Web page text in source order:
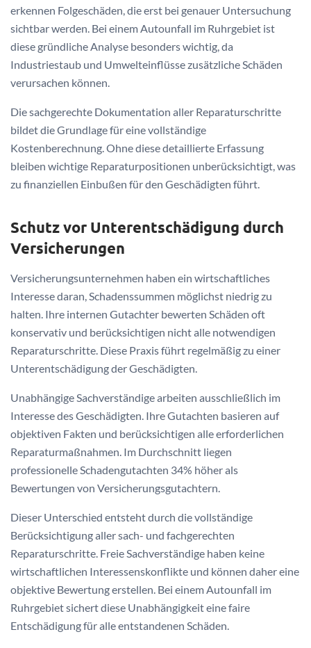
erkennen Folgeschäden, die erst bei genauer Untersuchung
sichtbar werden. Bei einem Autounfall im Ruhrgebiet ist
diese gründliche Analyse besonders wichtig, da
Industriestaub und Umwelteinflüsse zusätzliche Schäden
verursachen können.
Die sachgerechte Dokumentation aller Reparaturschritte
bildet die Grundlage für eine vollständige
Kostenberechnung. Ohne diese detaillierte Erfassung
bleiben wichtige Reparaturpositionen unberücksichtigt, was
zu finanziellen Einbußen für den Geschädigten führt.
Schutz vor Unterentschädigung durch
Versicherungen
Versicherungsunternehmen haben ein wirtschaftliches
Interesse daran, Schadenssummen möglichst niedrig zu
halten. Ihre internen Gutachter bewerten Schäden oft
konservativ und berücksichtigen nicht alle notwendigen
Reparaturschritte. Diese Praxis führt regelmäßig zu einer
Unterentschädigung der Geschädigten.
Unabhängige Sachverständige arbeiten ausschließlich im
Interesse des Geschädigten. Ihre Gutachten basieren auf
objektiven Fakten und berücksichtigen alle erforderlichen
Reparaturmaßnahmen. Im Durchschnitt liegen
professionelle Schadengutachten 34% höher als
Bewertungen von Versicherungsgutachtern.
Dieser Unterschied entsteht durch die vollständige
Berücksichtigung aller sach- und fachgerechten
Reparaturschritte. Freie Sachverständige haben keine
wirtschaftlichen Interessenskonflikte und können daher eine
objektive Bewertung erstellen. Bei einem Autounfall im
Ruhrgebiet sichert diese Unabhängigkeit eine faire
Entschädigung für alle entstandenen Schäden.